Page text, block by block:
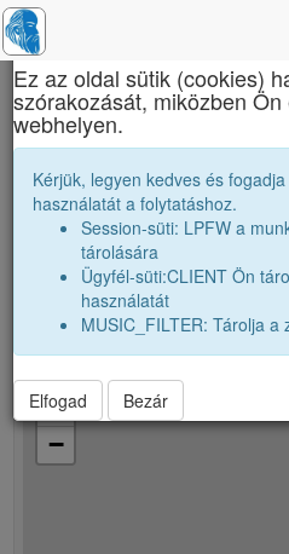
Brassai
B.
A pontos lakhelyet csak
pontosan.
+
−
×
Ez az oldal sütik (cookies)
szórakozását, miközben
webhelyen.
Kérjük, legyen kedves és
használatát a folytatáshoz.
Session-süti: LPFW a
tárolására
Ügyfél-süti:CLIENT Ön
használatát
MUSIC_FILTER: Tárolja a
Elfogad Bezár